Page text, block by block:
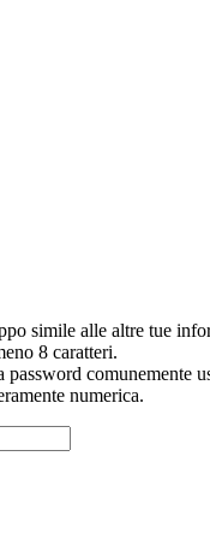
simile alle altre tue
8 caratteri.
comunemente
numerica.